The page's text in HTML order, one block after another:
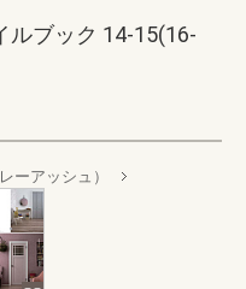
ルブック 14-15(16-
ーアッシュ）